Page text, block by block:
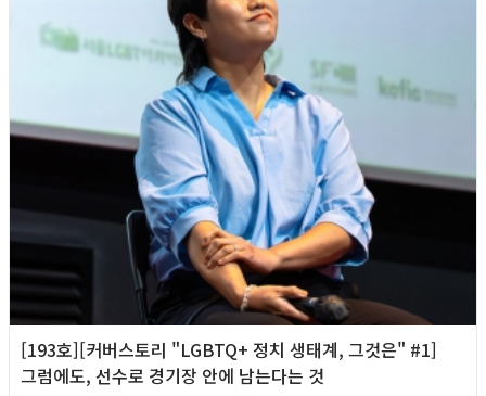
[193호][커버스토리 "LGBTQ+ 정치 생태계, 그것은" #1]
그럼에도, 선수로 경기장 안에 남는다는 것